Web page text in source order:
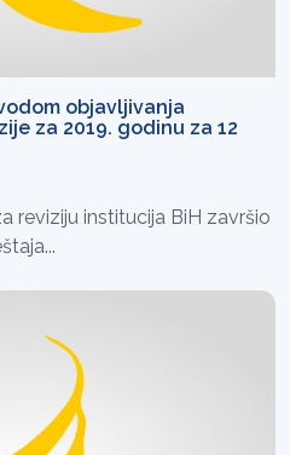
objavljivanja
za 2019. godinu za 12
reviziju institucija BiH završio